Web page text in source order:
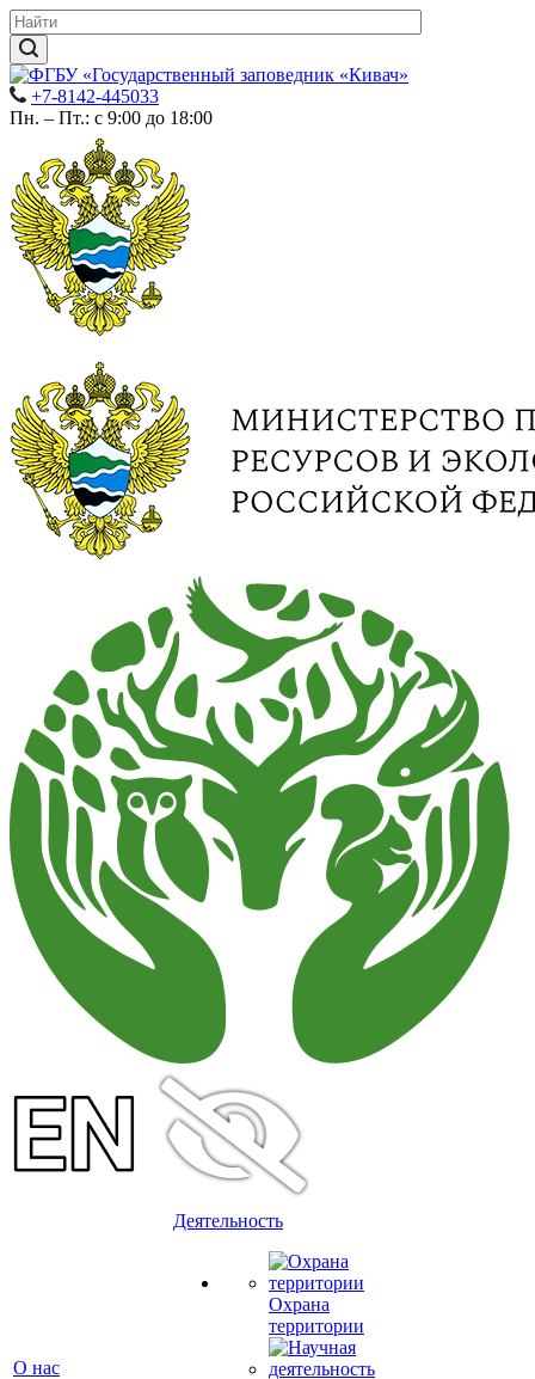
+7-8142-445033
Пн. – Пт.: с 9:00 до 18:00
О нас
Деятельность
Охрана
территории